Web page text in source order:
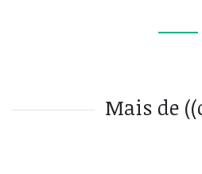
Mais de